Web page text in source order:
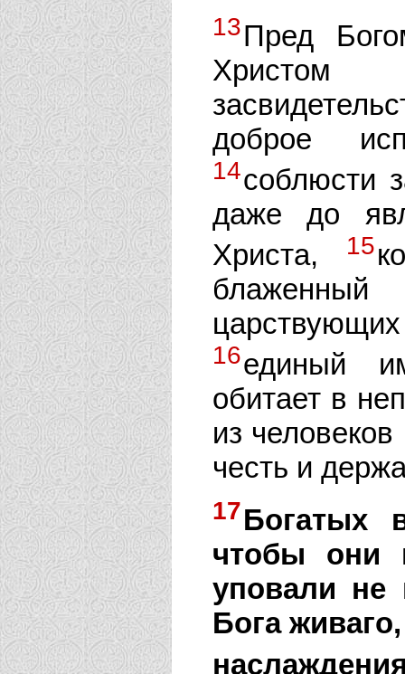
13Пред
доброе
14соблюсти
даже до
Христа,
15
16единый
обитает в
из
честь и
17Богатых
чтобы они
уповали не
Бога